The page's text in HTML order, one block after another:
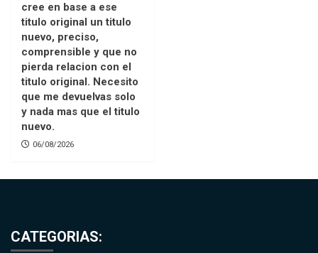
cree en base a ese
titulo original un titulo
nuevo, preciso,
comprensible y que no
pierda relacion con el
titulo original. Necesito
que me devuelvas solo
y nada mas que el titulo
nuevo.
06/08/2026
CATEGORIAS: